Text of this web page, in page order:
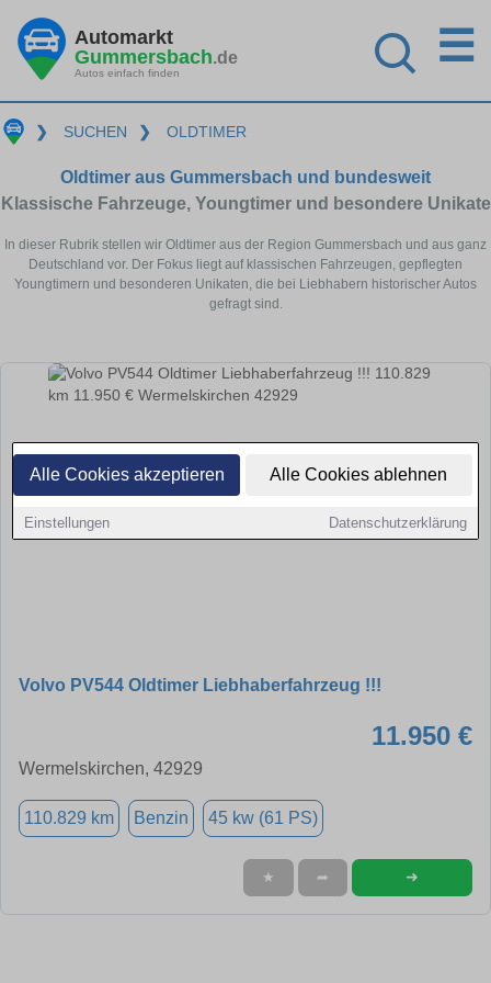
Alle Cookies akzeptieren Alle Cookies ablehnen
Einstellungen Datenschutzerklärung
Automarkt
Gummersbach.de
Autos einfach finden
☰
❯ SUCHEN ❯ OLDTIMER
Oldtimer aus Gummersbach und bundesweit
Klassische Fahrzeuge, Youngtimer und besondere Unikate
In dieser Rubrik stellen wir Oldtimer aus der Region Gummersbach und aus ganz
Deutschland vor. Der Fokus liegt auf klassischen Fahrzeugen, gepflegten
Youngtimern und besonderen Unikaten, die bei Liebhabern historischer Autos
gefragt sind.
Volvo PV544 Oldtimer Liebhaberfahrzeug !!!
11.950 €
Wermelskirchen, 42929
110.829 km Benzin 45 kw (61 PS)
★ ➦ ➜